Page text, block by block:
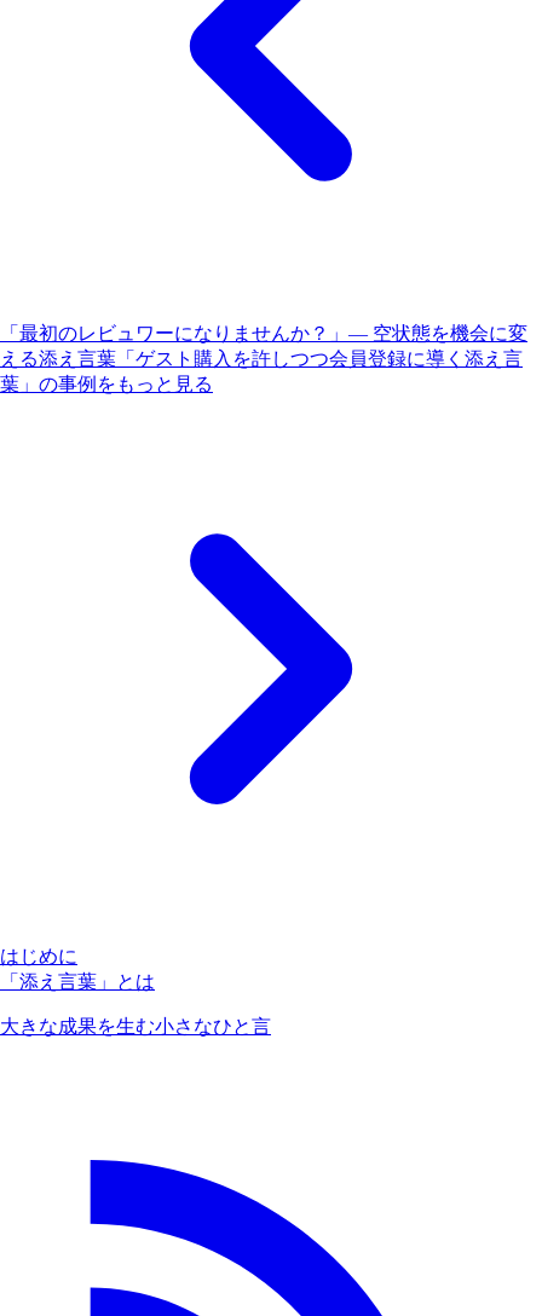
「最初のレビュワーになりませんか？」— 空状態を機会に変
える添え言葉 「ゲスト購入を許しつつ会員登録に導く添え言
葉」の事例をもっと見る
はじめに
「添え言葉」とは
大きな成果を生む小さなひと言